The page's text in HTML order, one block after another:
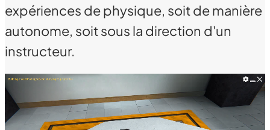
expériences de physique, soit de manière
autonome, soit sous la direction d'un
instructeur.